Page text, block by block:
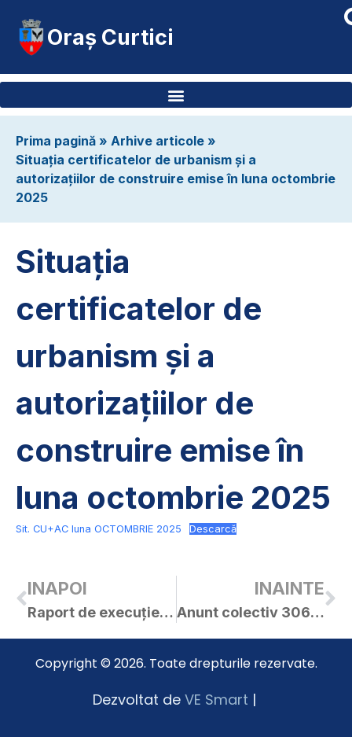
Oraș Curtici
Prima pagină » Arhive articole »
Situația certificatelor de urbanism și a
autorizațiilor de construire emise în luna octombrie
2025
Situația
certificatelor de
urbanism și a
autorizațiilor de
construire emise în
luna octombrie 2025
Sit. CU+AC luna OCTOMBRIE 2025 Descarcă
INAPOI
Raport de execuție bugetară la 30.11.2025
INAINTE
Anunt colectiv 30697 din 05.11.2025
Copyright © 2026. Toate drepturile rezervate.
Dezvoltat de VE Smart |